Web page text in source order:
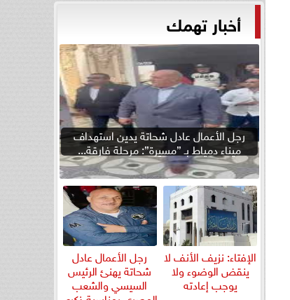
أخبار تهمك
رجل الأعمال عادل شحاتة يدين استهداف
ميناء دمياط بـ ”مسيرة”: مرحلة فارقة...
الإفتاء: نزيف الأنف لا
ينقض الوضوء ولا
يوجب إعادته
رجل الأعمال عادل
شحاتة يهنئ الرئيس
السيسي والشعب